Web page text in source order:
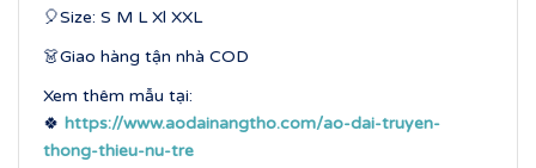
🎈Size: S M L Xl XXL
👗Giao hàng tận nhà COD
Xem thêm mẫu tại:
🍀 https://www.aodainangtho.com/ao-dai-truyen-
thong-thieu-nu-tre